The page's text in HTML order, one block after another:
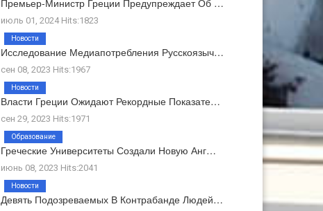
Премьер-Министр Греции Предупреждает Об …
июль 01, 2024 Hits:1823
Исследование Медиапотребления Русскоязыч…
сен 08, 2023 Hits:1967
Новости
Власти Греции Ожидают Рекордные Показате…
сен 29, 2023 Hits:1971
Новости
Греческие Университеты Создали Новую Анг…
июнь 08, 2023 Hits:2041
Образование
Девять Подозреваемых В Контрабанде Людей…
Новости